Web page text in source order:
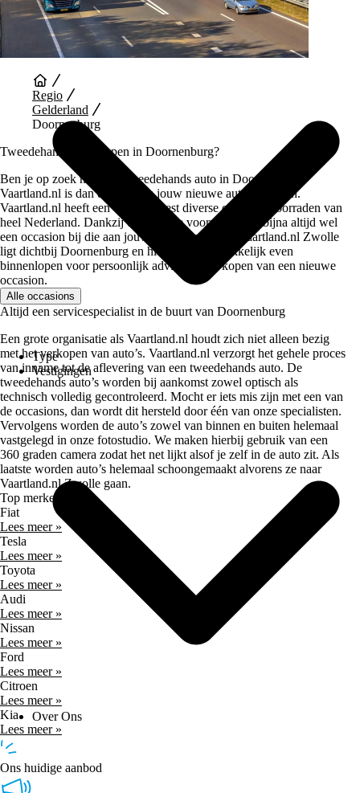
Auto Diensten
Type
Vestigingen
Over Ons
Regio
Gelderland
Doornenburg
Tweedehands auto kopen in Doornenburg?
Ben je op zoek naar een tweedehands auto in Doornenburg,
Vaartland.nl is dan de plek om jouw nieuwe auto te vinden.
Vaartland.nl heeft een van de meest diverse occasion voorraden van
heel Nederland. Dankzij onze ruime voorraad zit er bijna altijd wel
een occasion bij die aan jouw wensen voldoet. Vaartland.nl Zwolle
ligt dichtbij Doornenburg en hier kun je gemakkelijk even
binnenlopen voor persoonlijk advies bij het kopen van een nieuwe
occasion.
Alle occasions
Altijd een servicespecialist in de buurt van Doornenburg
Een grote organisatie als Vaartland.nl houdt zich niet alleen bezig
met het verkopen van auto’s. Vaartland.nl verzorgt het gehele proces
van inname tot de aflevering van een tweedehands auto. De
tweedehands auto’s worden bij aankomst zowel optisch als
technisch volledig gecontroleerd. Mocht er iets mis zijn met een van
de occasions, dan wordt dit hersteld door één van onze specialisten.
Vervolgens worden de auto’s zowel van binnen en buiten helemaal
vastgelegd in onze fotostudio. We maken hierbij gebruik van een
360 graden camera zodat het net lijkt alsof je zelf in de auto zit. Als
laatste worden auto’s helemaal schoongemaakt alvorens ze naar
Vaartland.nl Zwolle gaan.
Top merken
Fiat
Lees meer »
Tesla
Lees meer »
Toyota
Lees meer »
Audi
Lees meer »
Nissan
Lees meer »
Ford
Lees meer »
Citroen
Lees meer »
Kia
Lees meer »
Ons huidige aanbod